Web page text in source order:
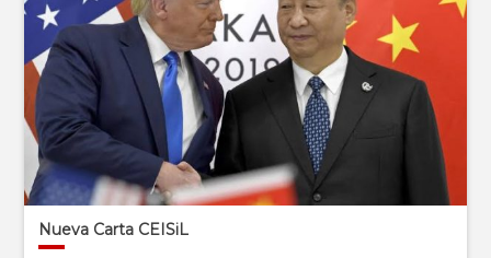
Nueva Carta CEISiL